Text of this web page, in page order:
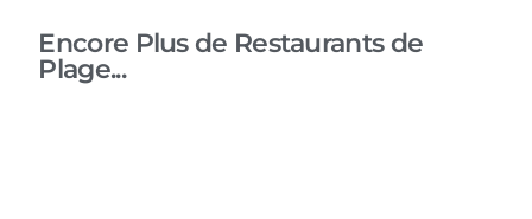
Encore Plus de Restaurants de
Plage...